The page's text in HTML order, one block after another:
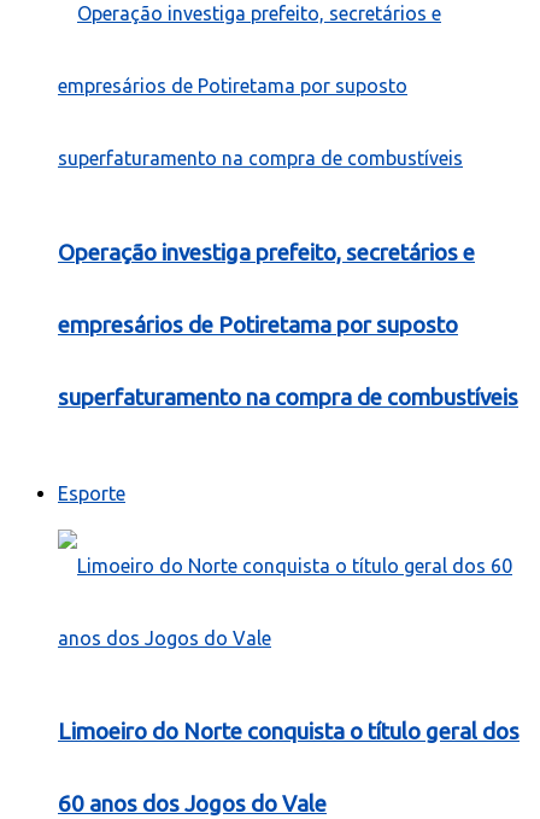
Operação investiga prefeito, secretários e
empresários de Potiretama por suposto
superfaturamento na compra de combustíveis
Esporte
Limoeiro do Norte conquista o título geral dos
60 anos dos Jogos do Vale